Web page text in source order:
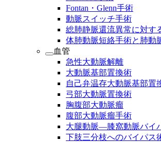
Fontan・Glenn手術
動脈スイッチ手術
総肺静脈還流異常に対す
体肺動脈短絡手術と肺動
血管
急性大動脈解離
大動脈基部置換術
自己弁温存大動脈基部置
弓部大動脈置換術
胸腹部大動脈瘤
腹部大動脈瘤手術
大腿動脈―膝窩動脈バイ
下肢三分枝へのバイパス